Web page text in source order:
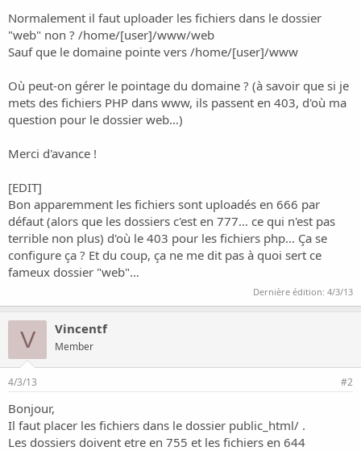
s
s
i
n
Normalement il faut uploader les fichiers dans le dossier
"web" non ? /home/[user]/www/web
Sauf que le domaine pointe vers /home/[user]/www
Où peut-on gérer le pointage du domaine ? (à savoir que si je
mets des fichiers PHP dans www, ils passent en 403, d'où ma
question pour le dossier web…)
Merci d'avance !
[EDIT]
Bon apparemment les fichiers sont uploadés en 666 par
défaut (alors que les dossiers c'est en 777… ce qui n'est pas
terrible non plus) d'où le 403 pour les fichiers php… Ça se
configure ça ? Et du coup, ça ne me dit pas à quoi sert ce
fameux dossier "web"…
Dernière édition: 4/3/13
V Vincentf
Member
4/3/13 #2
Bonjour,
Il faut placer les fichiers dans le dossier public_html/ .
Les dossiers doivent etre en 755 et les fichiers en 644